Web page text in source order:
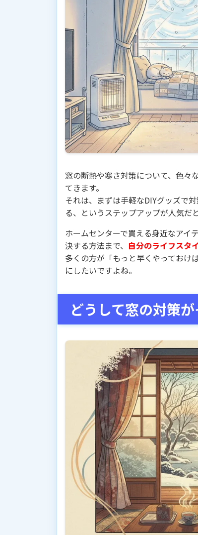
窓の断熱や寒さ対策について、色々
てきます。
それは、まずは手軽なDIYグッズで
る、というステップアップが人気だ
ホームセンターで買える身近なアイ
決する方法まで、 自分のライフスタ
多くの方が「もっと早くやっておけ
にしたいですよね。
どうして窓の対策